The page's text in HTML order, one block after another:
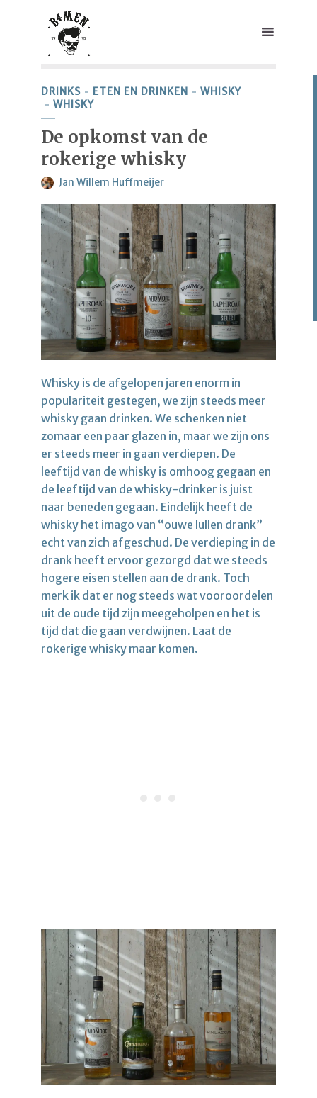
DRINKS ETEN EN DRINKEN
WHISKY
WHISKY
De opkomst van de
rokerige whisky
Jan Willem Huffmeijer
Whisky is de afgelopen jaren enorm in
populariteit gestegen, we zijn steeds meer
whisky gaan drinken. We schenken niet
zomaar een paar glazen in, maar we zijn ons
er steeds meer in gaan verdiepen. De
leeftijd van de whisky is omhoog gegaan en
de leeftijd van de whisky-drinker is juist
naar beneden gegaan. Eindelijk heeft de
whisky het imago van “ouwe lullen drank”
echt van zich afgeschud. De verdieping in de
drank heeft ervoor gezorgd dat we steeds
hogere eisen stellen aan de drank. Toch
merk ik dat er nog steeds wat vooroordelen
uit de oude tijd zijn meegeholpen en het is
tijd dat die gaan verdwijnen. Laat de
rokerige whisky maar komen.